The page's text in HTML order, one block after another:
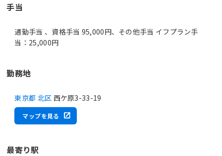
手当
通勤手当 、資格手当 95,000円、その他手当 イフプラン手
当：25,000円
勤務地
東京都 北区 西ケ原3-33-19
マップを見る
最寄り駅